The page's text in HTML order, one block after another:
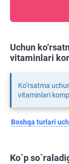
Uchun
vitaminlari
Ko‘rsatma
vitaminlari
Boshqa turlari
Ko`p